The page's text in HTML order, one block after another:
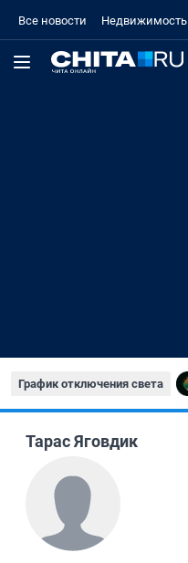
Все новости Недвижимость
График отключения света
Тарас Яговдик